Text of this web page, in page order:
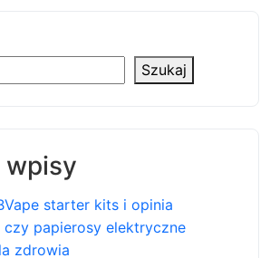
Szukaj
wpisy
starter kits i opinia
papierosy elektryczne
zdrowia